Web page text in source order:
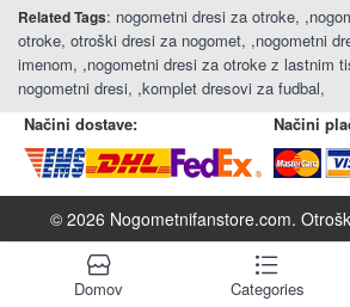
󰆹
Domov
󰈍
Categories
Related Tags: nogometni dresi za otroke ,
otroke otroški dresi za nogomet ,nogometni
imenom ,nogometni dresi za otroke z lastnim
nogometni dresi ,komplet dresovi za fudbal
Načini dostave:
Načini
© 2026 Nogometnifanstore.com.